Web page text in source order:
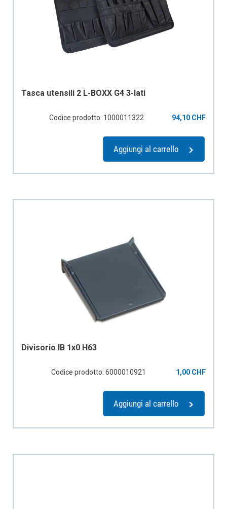
Tasca utensili 2 L-BOXX G4 3-lati
Codice prodotto: 1000011322 94,10 CHF
Aggiungi al carrello
Divisorio IB 1x0 H63
Codice prodotto: 6000010921 1,00 CHF
Aggiungi al carrello